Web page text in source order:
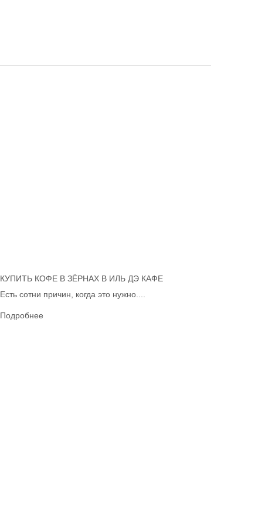
КУПИТЬ КОФЕ В ЗЁРНАХ В ИЛЬ ДЭ КАФЕ
Есть сотни причин, когда это нужно....
Подробнее